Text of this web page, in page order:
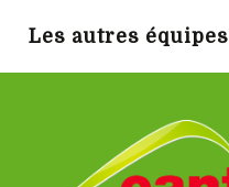
Les autres équipes